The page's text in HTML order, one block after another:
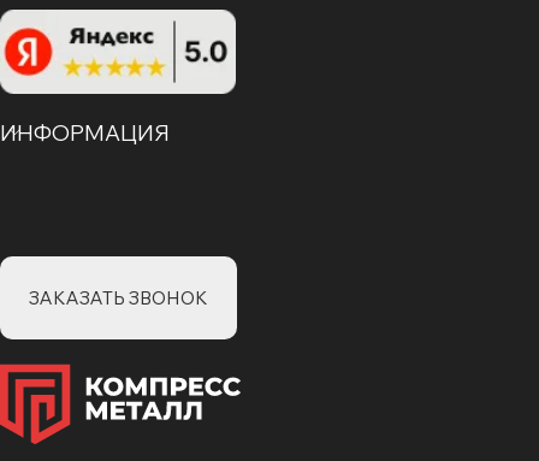
ИНФОРМАЦИЯ
ЗАКАЗАТЬ ЗВОНОК